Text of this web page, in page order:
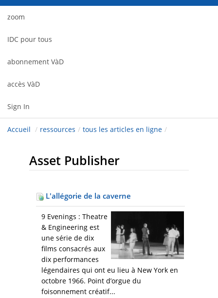
zoom
IDC pour tous
abonnement VàD
accès VàD
Sign In
Accueil / ressources / tous les articles en ligne /
Asset Publisher
L'allégorie de la caverne
9 Evenings : Theatre
& Engineering est
une série de dix
films consacrés aux
dix performances
légendaires qui ont eu lieu à New York en
octobre 1966. Point d’orgue du
foisonnement créatif...